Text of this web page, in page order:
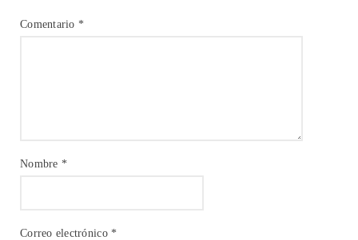
Comentario *
Nombre *
Correo electrónico *